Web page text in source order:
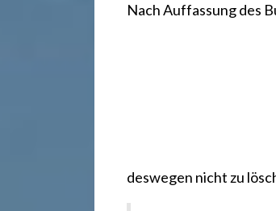
Nach Auffassung des
deswegen nicht zu